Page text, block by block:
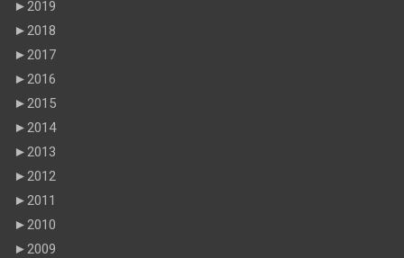
► 2019
► 2018
► 2017
► 2016
► 2015
► 2014
► 2013
► 2012
► 2011
► 2010
► 2009